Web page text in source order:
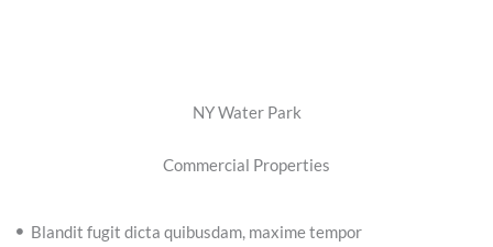
NY Water Park
Commercial Properties
Blandit fugit dicta quibusdam, maxime tempor